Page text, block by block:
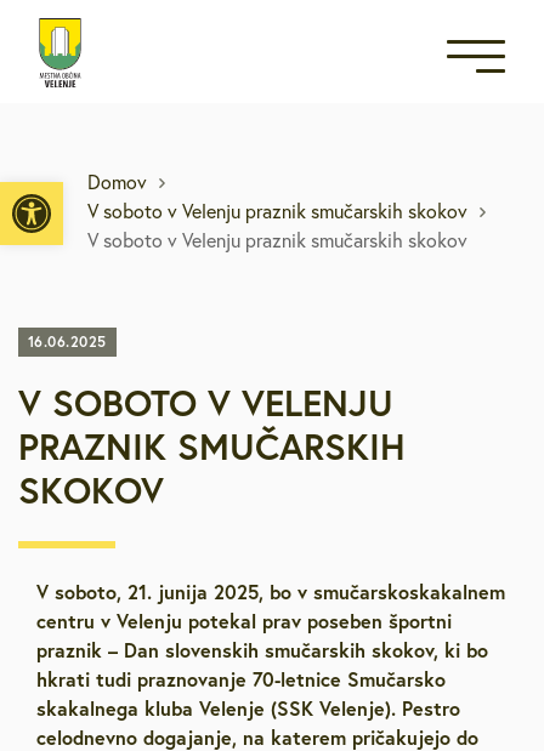
Open toolbar
Domov
V soboto v Velenju praznik smučarskih skokov
V soboto v Velenju praznik smučarskih skokov
16.06.2025
V SOBOTO V VELENJU
PRAZNIK SMUČARSKIH
SKOKOV
V soboto, 21. junija 2025, bo v smučarskoskakalnem
centru v Velenju potekal prav poseben športni
praznik – Dan slovenskih smučarskih skokov, ki bo
hkrati tudi praznovanje 70-letnice Smučarsko
skakalnega kluba Velenje (SSK Velenje). Pestro
celodnevno dogajanje, na katerem pričakujejo do